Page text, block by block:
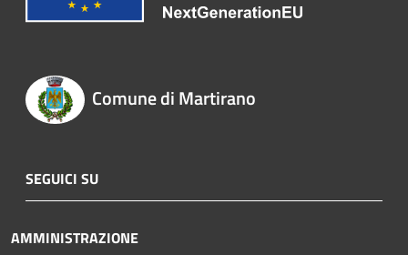
Comune di Martirano
SEGUICI SU
AMMINISTRAZIONE